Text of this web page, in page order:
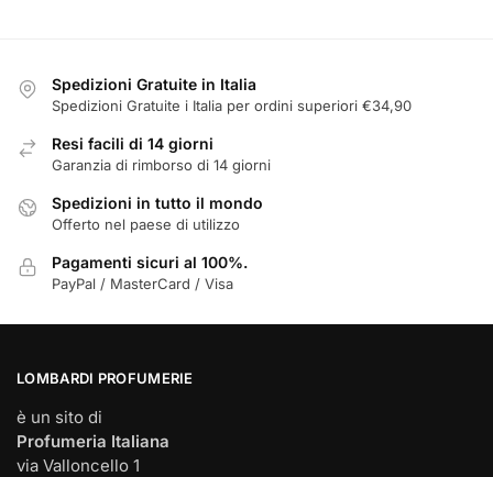
pagina
del
prodotto
Spedizioni Gratuite in Italia
Spedizioni Gratuite i Italia per ordini superiori €34,90
Resi facili di 14 giorni
Garanzia di rimborso di 14 giorni
Spedizioni in tutto il mondo
Offerto nel paese di utilizzo
Pagamenti sicuri al 100%.
PayPal / MasterCard / Visa
LOMBARDI PROFUMERIE
è un sito di
Profumeria Italiana
via Valloncello 1